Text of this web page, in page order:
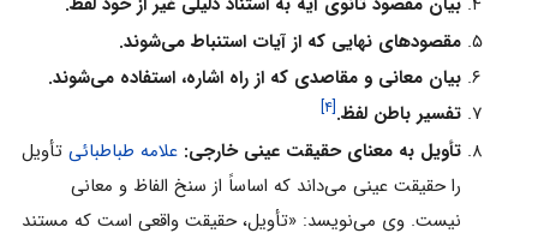
مقصودهاى نهایى که از آیات استنباط مى‌شوند.
بیان معانى و مقاصدى که از راه اشاره، استفاده مى‌شوند.
تفسیر باطن لفظ.[۴]
تأویل به معناى حقیقت عینى خارجى: علامه طباطبائىتأویل
را حقیقت عینى مى‌داند که اساساً از سنخ الفاظ و معانى
نیست. وى مى‌نویسد: «تأویل، حقیقت واقعى است که مستند